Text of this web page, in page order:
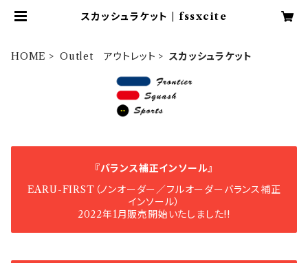
スカッシュラケット | fssxcite
HOME Outlet アウトレット スカッシュラケット
『バランス補正インソール』
EARU-FIRST（ノンオーダー／フルオーダーバランス補正
インソール）
2022年1月販売開始いたしました!!